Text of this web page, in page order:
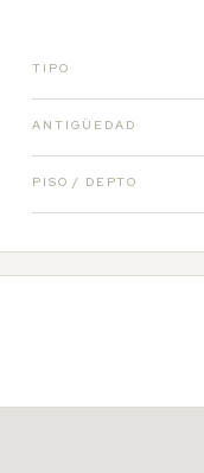
TIPO
ANTIGÜEDAD
PISO / DEPTO